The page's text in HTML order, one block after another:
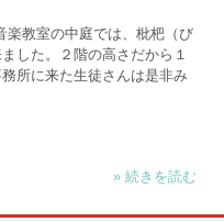
楽教室の中庭では、枇杷（び
した。２階の高さだから１
所に来た生徒さんは是非み
» 続きを読む